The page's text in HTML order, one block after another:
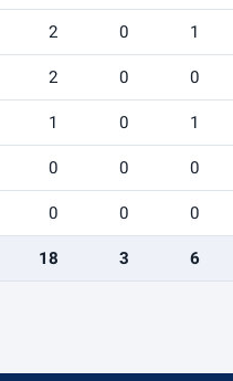
1
0
2
0
0
2
1
0
1
0
0
0
0
0
0
6
3
18